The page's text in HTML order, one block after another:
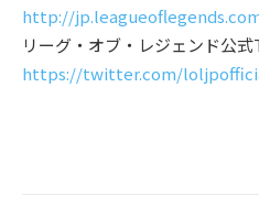
http://
リーグ・オブ・レジェンド公
https://twitter.com/